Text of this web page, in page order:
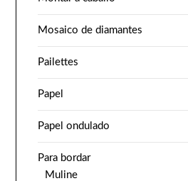
Mosaico de diamantes
Pailettes
Papel
Papel ondulado
Para bordar
Muline